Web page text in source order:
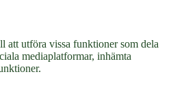
utföra vissa funktioner som dela
mediaplatformar, inhämta